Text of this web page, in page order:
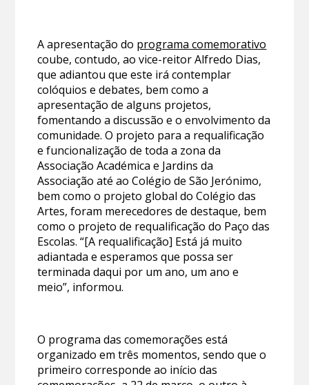
A apresentação do programa comemorativo
coube, contudo, ao vice-reitor Alfredo Dias,
que adiantou que este irá contemplar
colóquios e debates, bem como a
apresentação de alguns projetos,
fomentando a discussão e o envolvimento da
comunidade. O projeto para a requalificação
e funcionalização de toda a zona da
Associação Académica e Jardins da
Associação até ao Colégio de São Jerónimo,
bem como o projeto global do Colégio das
Artes, foram merecedores de destaque, bem
como o projeto de requalificação do Paço das
Escolas. “[A requalificação] Está já muito
adiantada e esperamos que possa ser
terminada daqui por um ano, um ano e
meio”, informou.
O programa das comemorações está
organizado em três momentos, sendo que o
primeiro corresponde ao início das